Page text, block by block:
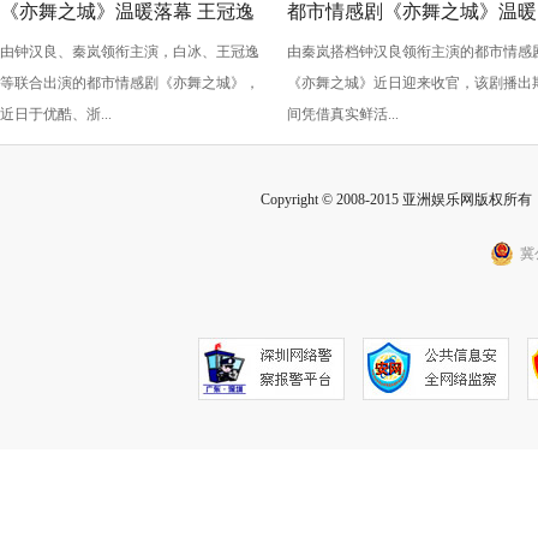
《亦舞之城》温暖落幕 王冠逸
诠释出成年人的克制与深情
由钟汉良、秦岚领衔主演，白冰、王冠逸
等联合出演的都市情感剧《亦舞之城》，
近日于优酷、浙...
都市情感剧《亦舞之城》温暖
收官 秦岚以克制感演技打动
众
由秦岚搭档钟汉良领衔主演的都市情感
《亦舞之城》近日迎来收官，该剧播出
间凭借真实鲜活...
Copyright © 2008-2015 亚洲娱乐网版权所
冀